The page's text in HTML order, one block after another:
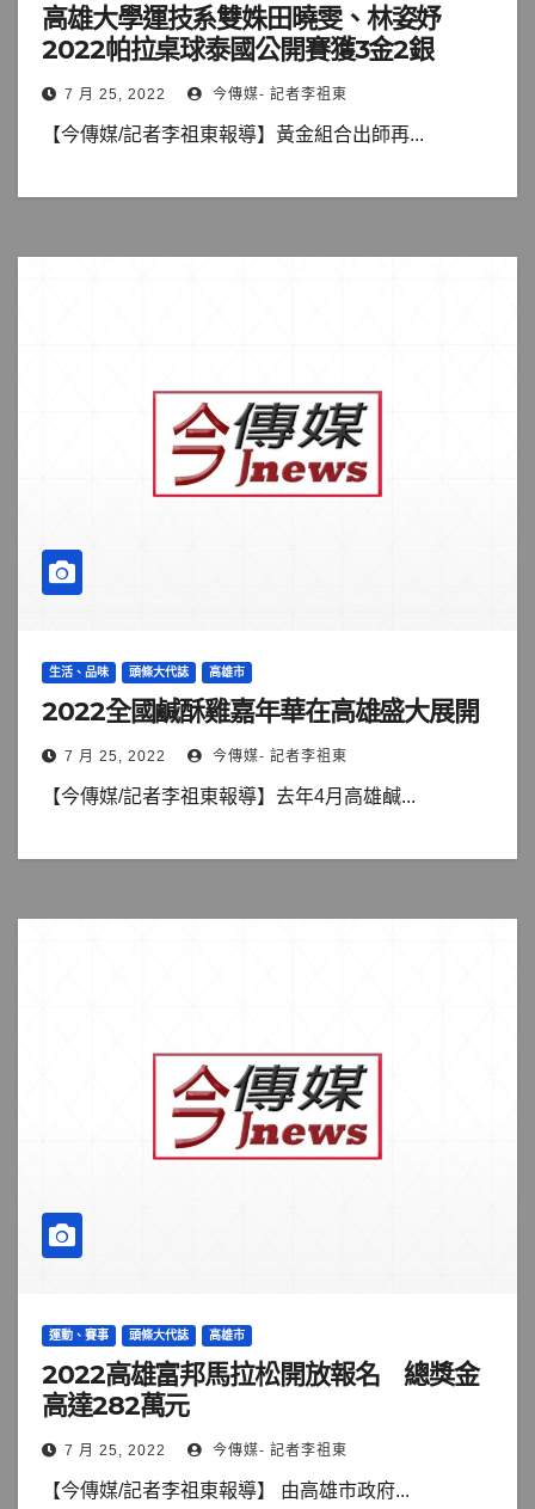
高雄大學運技系雙姝田曉雯、林姿妤
2022帕拉桌球泰國公開賽獲3金2銀
7 月 25, 2022 今傳媒- 記者李祖東
【今傳媒/記者李祖東報導】黃金組合出師再...
生活、品味 頭條大代誌 高雄市
2022全國鹹酥雞嘉年華在高雄盛大展開
7 月 25, 2022 今傳媒- 記者李祖東
【今傳媒/記者李祖東報導】去年4月高雄鹹...
運動、賽事 頭條大代誌 高雄市
2022高雄富邦馬拉松開放報名 總獎金
高達282萬元
7 月 25, 2022 今傳媒- 記者李祖東
【今傳媒/記者李祖東報導】 由高雄市政府...